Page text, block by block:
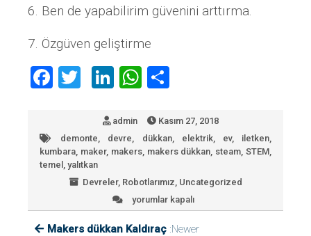
6. Ben de yapabilirim güvenini arttırma.
7. Özgüven geliştirme
F
b
o
ok
T
er
Li
e
dI
W
at
s
p
p
yl
a
admin
Kasım 27, 2018
demonte, devre, dükkan, elektrik, ev, iletken,
kumbara, maker, makers, makers dükkan, steam,STEM,
temel , yalıtkan
Devreler, Robotlarımız, Uncategorized
Kumbara
için
yorumlar kapalı
Makers dükkan Kaldıraç :Newer